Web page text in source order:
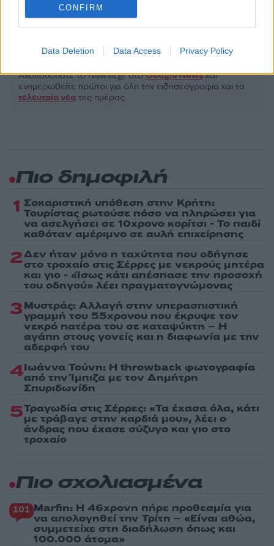
CONFIRM
Data Deletion Data Access Privacy Policy
ΟΥΚΡΑΝΙΑ
ΤΕΧΝΗΤΗ ΝΟΗΜΟΣΥΝΗ
Share:
Ακολουθήστε το Νewsit.gr στοGoogle Newsκαι
ενημερωθείτε πρώτοι για όλη την ειδησεογραφία και τα
τελευταία νέα της ημέρας
Πιο δημοφιλή
1 Σοκαριστική υπόθεση στην Κρήτη:
Τουρίστας ρωτούσε πόσο να πληρώσει για
να ασελγήσει σε 10χρονο κορίτσι - Το παιδί
καθόταν αμέριμνο σε αυλή επιχείρησης
2Δεν ήταν μόνο η ταχύτητα που οδήγησε
στο τροχαίο στις Σέρρες με νεκρούς μητέρα
και γιο - «Ίσως κάτι απέσπασε την προσοχή
του οδηγού» λέει πραγματογνώμονας
3Μυστράς: Αλλαγή στην υπερασπιστική
γραμμή του 55χρονου που έκρυψε τον
νεκρό πατέρα του σε καταψύκτη – Η
αγάπη στους γονείς και η διαφωνία με την
αδερφή του
4Ιωάννα Τούνη: Η throwback φωτογραφία
από την Ίμπιζα με τον Δημήτρη
Σπυριδωνίδη
5Τραγωδία στις Σέρρες: «Τα έχασα όλα, κάτι
με τράβαγε στην καρδιά μου», λέει ο
άνδρας που έχασε σύζυγο και γιο στο
τροχαίο
Πιο σχολιασμένα
101 Marfin: Η 46χρονη πήρε προθεσμία για
να απολογηθεί την Τρίτη – «Είναι αθώα,
συμμετείχε στη διαδήλωση όπως και
100.000 άτομα»